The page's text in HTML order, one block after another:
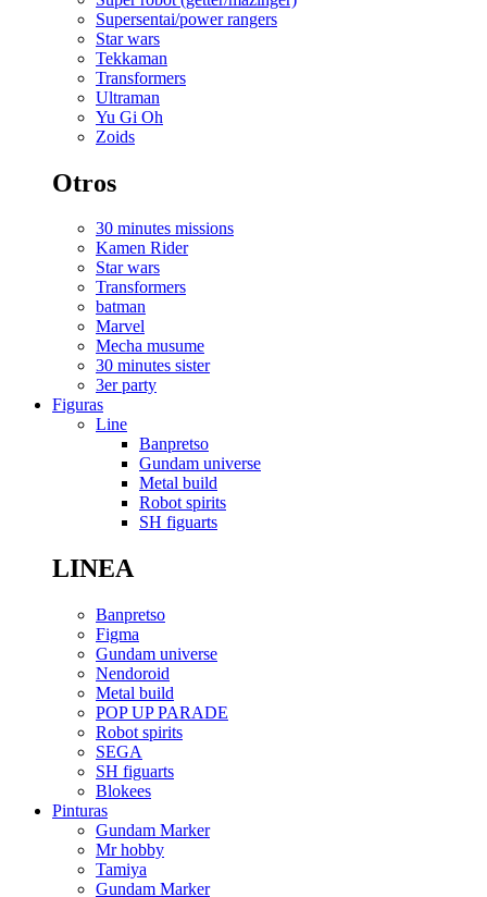
Supersentai/power rangers
Star wars
Tekkaman
Transformers
Ultraman
Yu Gi Oh
Zoids
Otros
30 minutes missions
Kamen Rider
Star wars
Transformers
batman
Marvel
Mecha musume
30 minutes sister
3er party
Figuras
Line
Banpretso
Gundam universe
Metal build
Robot spirits
SH figuarts
LINEA
Banpretso
Figma
Gundam universe
Nendoroid
Metal build
POP UP PARADE
Robot spirits
SEGA
SH figuarts
Blokees
Pinturas
Gundam Marker
Mr hobby
Tamiya
Gundam Marker